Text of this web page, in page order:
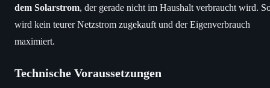
dem Solarstrom, der gerade nicht im Haushalt verbraucht wird.
wird kein teurer Netzstrom zugekauft und der Eigenverbrauch
maximiert.
Technische Voraussetzungen